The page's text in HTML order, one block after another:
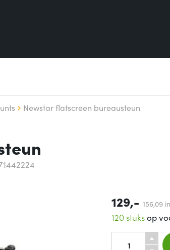
Newstar flatscreen bureausteun
129,- 156,09
120 stuksop